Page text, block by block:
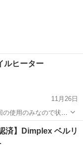
ルヒーター
11月26日
電
済】Dimplex ベルリ